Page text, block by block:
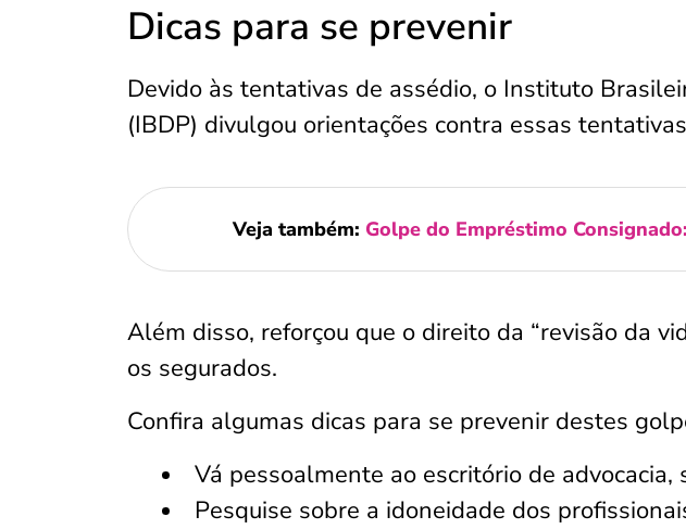
Dicas para se prevenir
Devido às tentativas de assédio, o Instituto
(IBDP) divulgou orientações contra essas
Veja também: Golpe do Empréstimo
Além disso, reforçou que o direito da “revisão da
os segurados.
Confira algumas dicas para se prevenir destes
Vá pessoalmente ao escritório de advocacia,
Pesquise sobre a idoneidade dos